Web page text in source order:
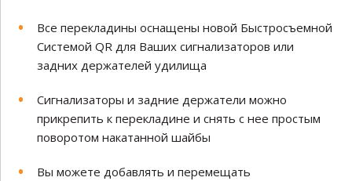
Все перекладины оснащены новой Быстросъемной
Системой QR для Ваших сигнализаторов или
задних держателей удилища
Сигнализаторы и задние держатели можно
прикрепить к перекладине и снять с нее простым
поворотом накатанной шайбы
Вы можете добавлять и перемещать